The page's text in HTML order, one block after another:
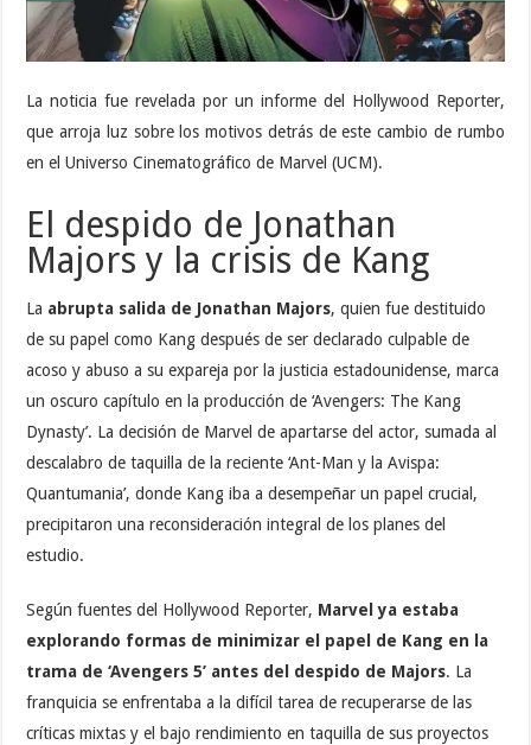
La noticia fue revelada por un informe del Hollywood Reporter,
que arroja luz sobre los motivos detrás de este cambio de rumbo
en el Universo Cinematográfico de Marvel (UCM).
El despido de Jonathan
Majors y la crisis de Kang
La abrupta salida de Jonathan Majors, quien fue destituido
de su papel como Kang después de ser declarado culpable de
acoso y abuso a su expareja por la justicia estadounidense, marca
un oscuro capítulo en la producción de ‘Avengers: The Kang
Dynasty’. La decisión de Marvel de apartarse del actor, sumada al
descalabro de taquilla de la reciente ‘Ant-Man y la Avispa:
Quantumania’, donde Kang iba a desempeñar un papel crucial,
precipitaron una reconsideración integral de los planes del
estudio.
Según fuentes del Hollywood Reporter, Marvel ya estaba
explorando formas de minimizar el papel de Kang en la
trama de ‘Avengers 5’ antes del despido de Majors. La
franquicia se enfrentaba a la difícil tarea de recuperarse de las
críticas mixtas y el bajo rendimiento en taquilla de sus proyectos